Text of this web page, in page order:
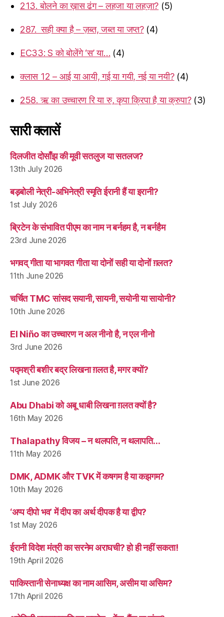
213. बोलने का ख़ास ढंग – लहजा या लहज़ा? (5)
287. सही क्या है – ज़ब्त, जब्त या जप्त? (4)
EC33: S को बोलेंगे ‘स’ या… (4)
क्लास 12 – आई या आयी, गई या गयी, नई या नयी? (4)
258. ऋ का उच्चारण रि या रु, कृपा क्रिपा है या क्रुपा? (3)
सारी क्लासें
दिलजीत दोसाँझ की मूवी सतलुज या सतलज?
13th July 2026
बड़बोली नेत्री-अभिनेत्री स्मृति ईरानी हैं या इरानी?
1st July 2026
ब्रिटेन के संभावित पीएम का नाम न बर्नहम है, न बर्नहैम
23rd June 2026
भगवद् गीता या भागवत गीता या दोनों सही या दोनों ग़लत?
11th June 2026
चर्चित TMC सांसद सयानी, सायनी, सयोनी या सायोनी?
10th June 2026
El Niño का उच्चारण न अल नीनो है, न एल नीनो
3rd June 2026
पद्मश्री बशीर बद्र लिखना ग़लत है, मगर क्यों?
1st June 2026
Abu Dhabi को अबू धाबी लिखना ग़लत क्यों है?
16th May 2026
Thalapathy विजय – न थलपति, न थलापति…
11th May 2026
DMK, ADMK और TVK में कषगम है या कझगम?
10th May 2026
‘अप्प दीपो भव’ में दीप का अर्थ दीपक है या द्वीप?
1st May 2026
ईरानी विदेश मंत्री का सरनेम अराघची? हो ही नहीं सकता!
19th April 2026
पाकिस्तानी सेनाध्यक्ष का नाम आसिम, असीम या असिम?
17th April 2026